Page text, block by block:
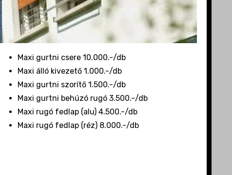
Maxi gurtni csere 10.000.-/db
Maxi álló kivezető 1.000.-/db
Maxi gurtni szorítő 1.500.-/db
Maxi gurtni behúzó rugó 3.500.-/db
Maxi rugó fedlap (alu) 4.500.-/db
Maxi rugó fedlap (réz) 8.000.-/db